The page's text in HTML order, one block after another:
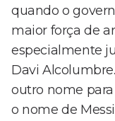
quando o
maior força de
especialmente
Davi
outro nome
o nome de